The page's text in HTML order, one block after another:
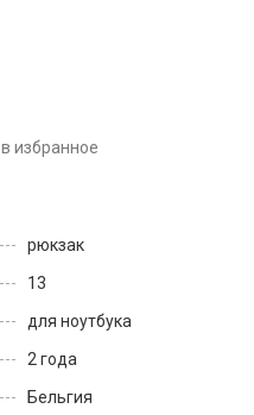
в избранное
рюкзак
13
для ноутбука
2 года
Бельгия